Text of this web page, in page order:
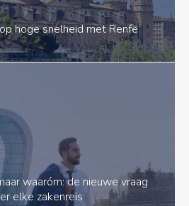
hoge snelheid met Renfe
waaróm: de nieuwe vraag
elke zakenreis